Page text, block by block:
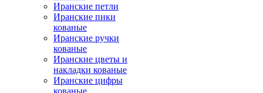
Иранские петли
Иранские пики
кованые
Иранские ручки
кованые
Иранские цветы и
накладки кованые
Иранские цифры
кованые